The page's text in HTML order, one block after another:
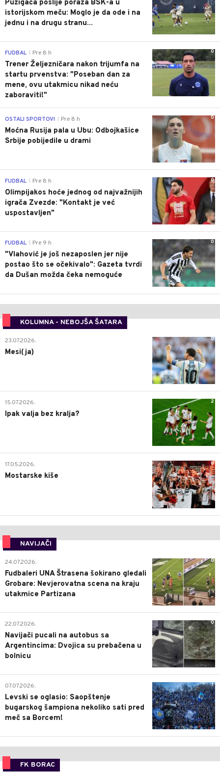
Puzigaća poslije poraza BSK-a u
istorijskom meču: Moglo je da ode i na
jednu i na drugu stranu...
0
FUDBAL Pre 8 h
Trener Željezničara nakon trijumfa na
startu prvenstva: "Poseban dan za
mene, ovu utakmicu nikad neću
zaboraviti!"
0
OSTALI SPORTOVI Pre 8 h
Moćna Rusija pala u Ubu: Odbojkašice
Srbije pobijedile u drami
0
FUDBAL Pre 8 h
Olimpijakos hoće jednog od najvažnijih
igrača Zvezde: "Kontakt je već
uspostavljen"
0
FUDBAL Pre 9 h
"Vlahović je još nezaposlen jer nije
postao što se očekivalo": Gazeta tvrdi
da Dušan možda čeka nemoguće
KOLUMNA - NEBOJŠA ŠATARA
0
23.07.2026.
Mesi(ja)
2
15.07.2026.
Ipak valja bez kralja?
0
17.05.2026.
Mostarske kiše
NAVIJAČI
0
24.07.2026.
Fudbaleri UNA Štrasena šokirano gledali
Grobare: Nevjerovatna scena na kraju
utakmice Partizana
0
22.07.2026.
Navijači pucali na autobus sa
Argentincima: Dvojica su prebačena u
bolnicu
1
07.07.2026.
Levski se oglasio: Saopštenje
bugarskog šampiona nekoliko sati pred
meč sa Borcem!
FK BORAC